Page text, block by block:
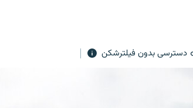
دسترسی بدون فیلترشکن